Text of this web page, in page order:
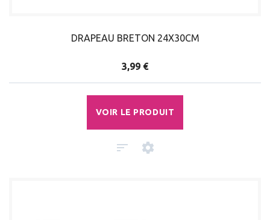
DRAPEAU BRETON 24X30CM
3,99 €
VOIR LE PRODUIT